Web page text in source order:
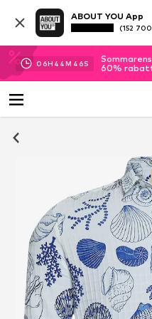
ABOUT YOU App
(152
06H 44M 45S
60%